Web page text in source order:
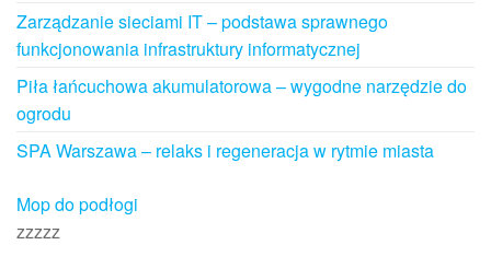
Zarządzanie sieciami IT – podstawa sprawnego
funkcjonowania infrastruktury informatycznej
Piła łańcuchowa akumulatorowa – wygodne narzędzie do
ogrodu
SPA Warszawa – relaks i regeneracja w rytmie miasta
Mop do podłogi
zzzzz